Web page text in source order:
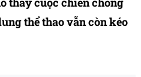
thể thao vẫn còn kéo